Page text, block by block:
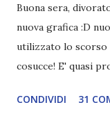
Buona sera,
nuova grafica :D
utilizzato lo scorso
cosucce! E' quasi
impazzire e.e Un
CONDIVIDI 31